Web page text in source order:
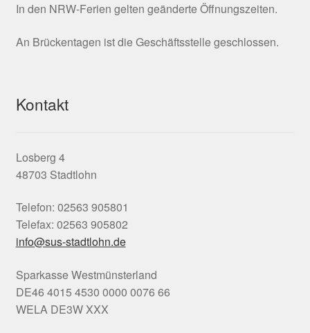
In den NRW-Ferien gelten geänderte Öffnungszeiten.
An Brückentagen ist die Geschäftsstelle geschlossen.
Kontakt
Losberg 4
48703 Stadtlohn
Telefon: 02563 905801
Telefax: 02563 905802
info@sus-stadtlohn.de
Sparkasse Westmünsterland
DE46 4015 4530 0000 0076 66
WELA DE3W XXX